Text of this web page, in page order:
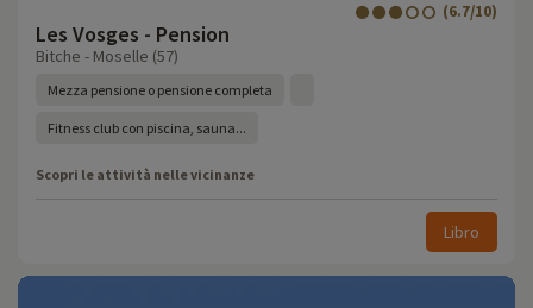
Les Vosges - Pension
(6.7/10)
Bitche - Moselle (57)
Mezza pensione o pensione completa
Fitness club con piscina, sauna...
Scopri le attività nelle vicinanze
Libro